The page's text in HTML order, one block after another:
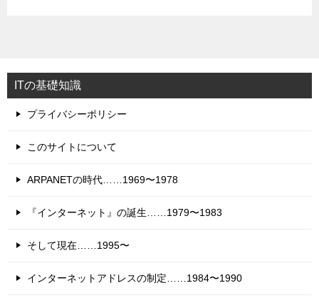
ITの基礎知識
プライバシーポリシー
このサイトについて
ARPANETの時代……1969〜1978
『インターネット』の誕生……1979〜1983
そして現在……1995〜
インターネットアドレスの制定……1984〜1990